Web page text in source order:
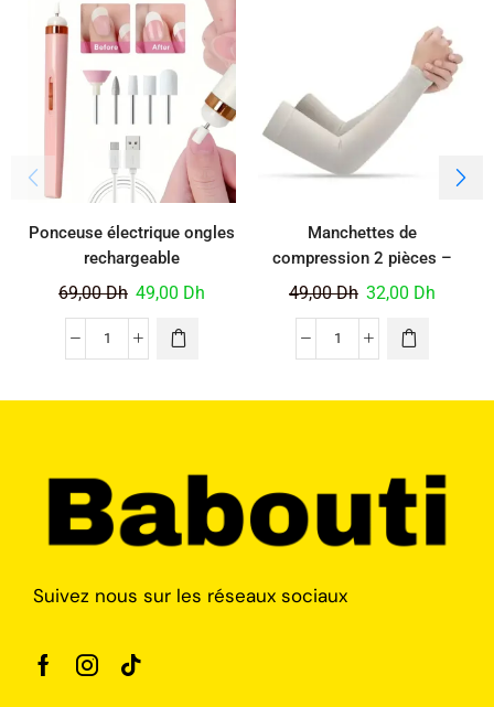
Ponceuse électrique ongles
rechargeable
69,00Dh 49,00 Dh
Manchettes de
compression 2 pièces –
Gris
49,00Dh 32,00 Dh
Suivez nous sur les réseaux sociaux